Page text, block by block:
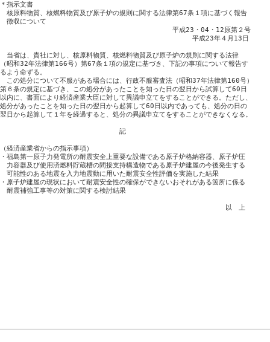
＊指示文書
核原料物質、核燃料物質及び原子炉の規則に関する法律第67条１項に基づく報告
徴収について
平成23・04・12原第２号
平成23年４月13日
当省は、貴社に対し、核原料物質、核燃料物質及び原子炉の規則に関する法律
（昭和32年法律第166号）第67条１項の規定に基づき、下記の事項について報告す
るよう命ずる。
この処分について不服がある場合には、行政不服審査法（昭和37年法律第160号）
第６条の規定に基づき、この処分があったことを知った日の翌日から試算して60日
以内に、書面により経済産業大臣に対して異議申立てをすることができる。ただし、
処分があったことを知った日の翌日から起算して60日以内であっても、処分の日の
翌日から起算して１年を経過すると、処分の異議申立てをすることができなくなる。
記
（経済産業省からの指示事項）
・福島第一原子力発電所の耐震安全上重要な設備である原子炉格納容器、原子炉圧
力容器及び使用済燃料貯蔵槽の間接支持構造物である原子炉建屋の今後発生する
可能性のある地震を入力地震動に用いた耐震安全性評価を実施した結果
・原子炉建屋の現状において耐震安全性の確保ができないおそれがある箇所に係る
耐震補強工事等の対策に関する検討結果
以　上